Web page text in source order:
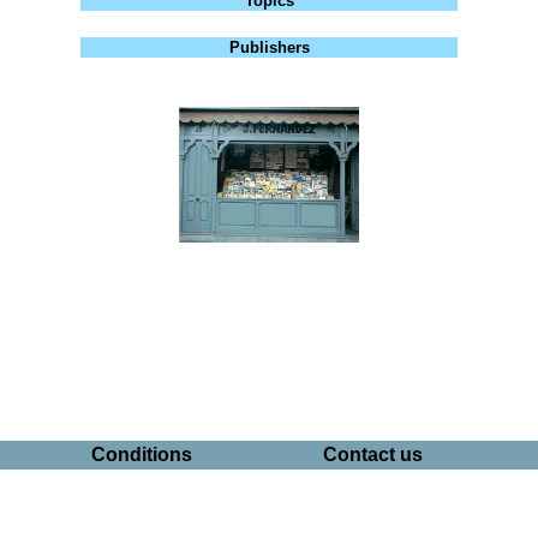
Publishers
Conditions Contact us